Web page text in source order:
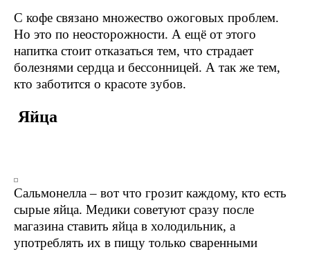
С кофе связано множество ожоговых проблем.
Но это по неосторожности. А ещё от этого
напитка стоит отказаться тем, что страдает
болезнями сердца и бессонницей. А так же тем,
кто заботится о красоте зубов.
Яйца
Сальмонелла – вот что грозит каждому, кто есть
сырые яйца. Медики советуют сразу после
магазина ставить яйца в холодильник, а
употреблять их в пищу только сваренными